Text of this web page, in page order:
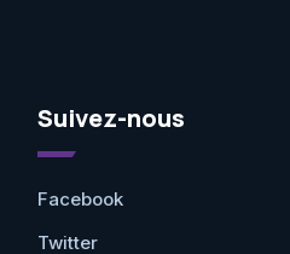
Suivez-nous
Facebook
Twitter